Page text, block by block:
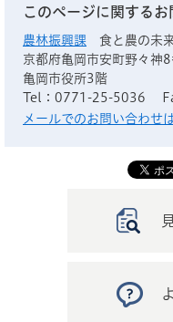
このページに関するお
農林振興課
食と農の未
京都府亀岡市安町野々神
亀岡市役所3階
Tel：0771-25-5036
メールでのお問い合わせ